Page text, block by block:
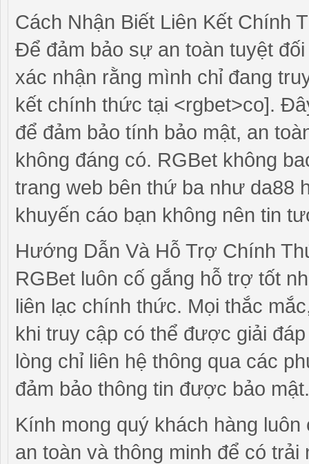
Cách Nhận Biết Liên Kết Chính
Để đảm bảo sự an toàn tuyệt
xác nhận rằng mình chỉ đang
kết chính thức tại <rgbet>co].
để đảm bảo tính bảo mật, an
không đáng có. RGBet không
trang web bên thứ ba như da88
khuyến cáo bạn không nên tin
Hướng Dẫn Và Hỗ Trợ Chính
RGBet luôn cố gắng hỗ trợ tốt
liên lạc chính thức. Mọi thắc
khi truy cập có thể được giải
lòng chỉ liên hệ thông qua các
đảm bảo thông tin được bảo mật.
Kính mong quý khách hàng
an toàn và thông minh để có